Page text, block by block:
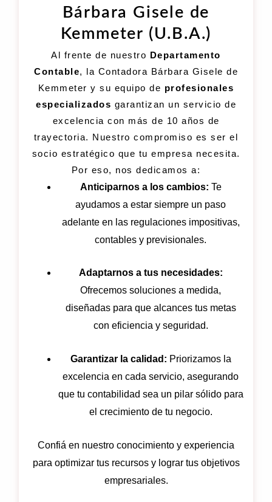
Bárbara Gisele de
Kemmeter (U.B.A.)
Al frente de nuestro Departamento
Contable, la Contadora Bárbara Gisele de
Kemmeter y su equipo de profesionales
especializados garantizan un servicio de
excelencia con más de 10 años de
trayectoria. Nuestro compromiso es ser el
socio estratégico que tu empresa necesita.
Por eso, nos dedicamos a:
Anticiparnos a los cambios: Te
ayudamos a estar siempre un paso
adelante en las regulaciones impositivas,
contables y previsionales.
Adaptarnos a tus necesidades:
Ofrecemos soluciones a medida,
diseñadas para que alcances tus metas
con eficiencia y seguridad.
Garantizar la calidad: Priorizamos la
excelencia en cada servicio, asegurando
que tu contabilidad sea un pilar sólido para
el crecimiento de tu negocio.
Confiá en nuestro conocimiento y experiencia
para optimizar tus recursos y lograr tus objetivos
empresariales.